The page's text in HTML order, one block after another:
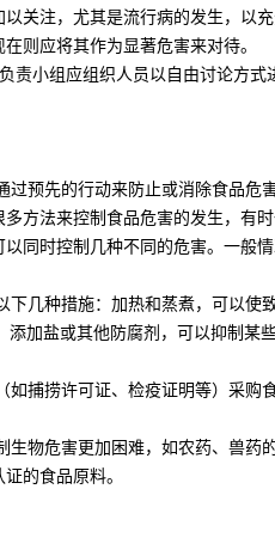
关注，尤其是流行病的发生，以
则应将其作为显著危害来对待。
小组应组织人员以自由讨论方式
先的行动来防止或消除食品危
方法来控制食品危害的发生，有
同时控制几种不同的危害。一般情
种措施：加热和蒸煮，可以使
加盐或其他防腐剂，可以抑制某
捞许可证、检疫证明等）采购食
危害更加困难，如农药、兽药
的食品原料。